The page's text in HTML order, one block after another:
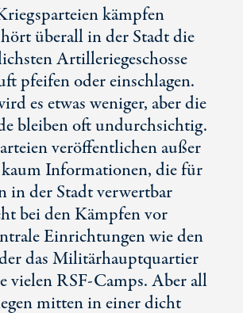
kämpfen
überall in der Stadt die
Artilleriegeschosse
pfeifen oder einschlagen.
es etwas weniger, aber die
bleiben oft undurchsichtig.
veröffentlichen außer
kaum Informationen, die für
in der Stadt verwertbar
bei den Kämpfen vor
Einrichtungen wie den
das Militärhauptquartier
vielenRSF-Camps. Aber all
mitten in einer dicht